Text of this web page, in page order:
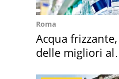
Roma
Acqua
delle migliori al